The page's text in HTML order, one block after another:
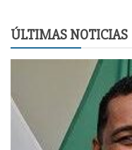
ÚLTIMAS NOTICIAS